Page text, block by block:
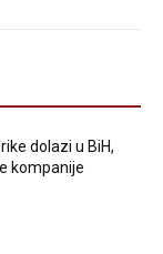
dolazi u BiH,
kompanije